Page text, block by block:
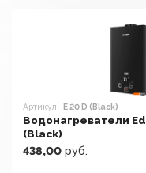
Артикул: E 20 D (Black)
Водонагреватели
(Black)
438,00 руб.